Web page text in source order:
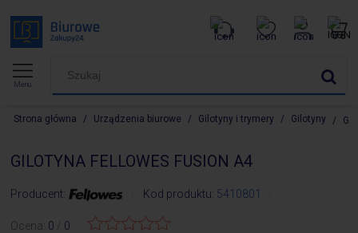
Menu
Strona główna / Urządzenia biurowe / Gilotyny i trymery / Gilotyny /
GILOTYNA FELLOWES FUSION A4
Producent: Kod produktu: 5410801
Ocena: 0 0